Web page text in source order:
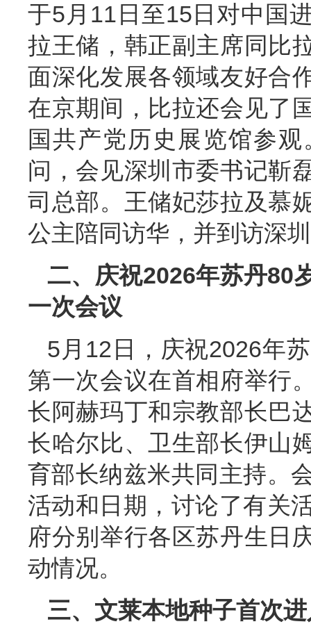
于5月11日至15日对中国
拉王储，韩正副主席同比
面深化发展各领域友好合
在京期间，比拉还会见了
国共产党历史展览馆参
问，会见深圳市委书记靳
司总部。王储妃莎拉及慕
公主陪同访华，并到访深
二、庆祝2026年苏丹80
一次会议
5月12日，庆祝2026年
第一次会议在首相府举行
长阿赫玛丁和宗教部长巴
长哈尔比、卫生部长伊山
育部长纳兹米共同主持。
活动和日期，讨论了有关
府分别举行各区苏丹生日
动情况。
三、文莱本地种子首次